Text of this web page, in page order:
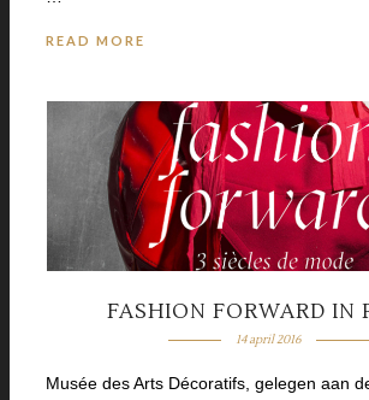
READ MORE
FASHION FORWARD IN
14 april 2016
Musée des Arts Décoratifs, gelegen aan